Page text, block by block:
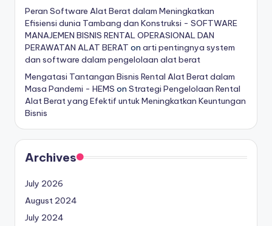
Peran Software Alat Berat dalam Meningkatkan
Efisiensi dunia Tambang dan Konstruksi - SOFTWARE
MANAJEMEN BISNIS RENTAL OPERASIONAL DAN
PERAWATAN ALAT BERAT on arti pentingnya system
dan software dalam pengelolaan alat berat
Mengatasi Tantangan Bisnis Rental Alat Berat dalam
Masa Pandemi - HEMS on Strategi Pengelolaan Rental
Alat Berat yang Efektif untuk Meningkatkan Keuntungan
Bisnis
Archives
July 2026
August 2024
July 2024